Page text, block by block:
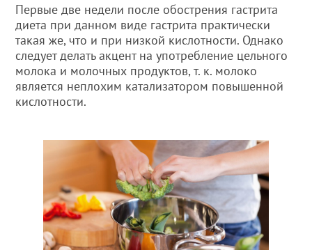
Первые две недели после обострения гастрита
диета при данном виде гастрита практически
такая же, что и при низкой кислотности. Однако
следует делать акцент на употребление цельного
молока и молочных продуктов, т. к. молоко
является неплохим катализатором повышенной
кислотности.